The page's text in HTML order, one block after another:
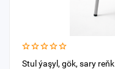
Stul ýaşyl, gök, sary reňk